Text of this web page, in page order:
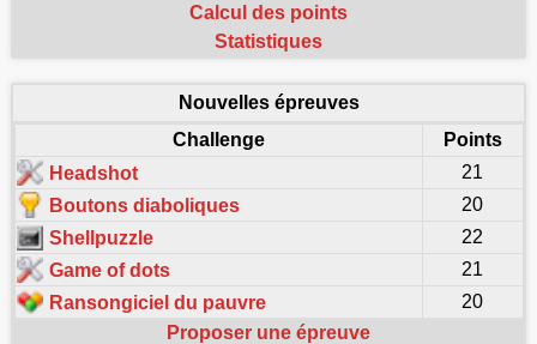
Calcul des points
Statistiques
Nouvelles épreuves
Challenge
Points
Headshot
21
Boutons diaboliques
20
Shellpuzzle
22
Game of dots
21
Ransongiciel du pauvre
20
Proposer une épreuve